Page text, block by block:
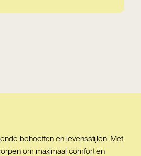
behoeften en levensstijlen. Met
om maximaal comfort en